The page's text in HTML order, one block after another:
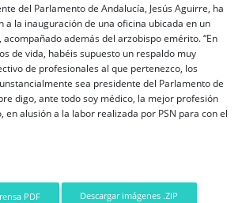
del Parlamento de Andalucía, Jesús Aguirre, ha
a la inauguración de una oficina ubicada en un
además del arzobispo emérito. “En
de vida, habéis supuesto un respaldo muy
de profesionales al que pertenezco, los
sea presidente del Parlamento de
digo, ante todo soy médico, la mejor profesión
en alusión a la labor realizada por PSN para con el
PDF Descargar imágenes .ZIP